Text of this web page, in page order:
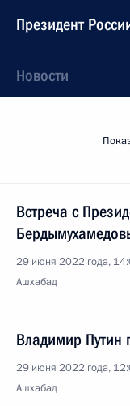
Президент
Новости
Встреча с
29 июня 2022 года,
Ашхабад
Владимир Путин
29 июня 2022 года,
Ашхабад